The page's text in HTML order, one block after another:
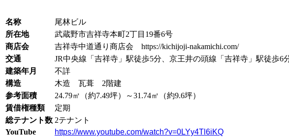
名称
尾林ビル
所在地
武蔵野市吉祥寺本町2丁目19番6号
商店会
吉祥寺中道通り商店会 https://kichijoji-nakamichi.com/
交通
JR中央線「吉祥寺」駅徒歩5分、京王井の頭線「吉祥寺」駅徒歩6
建築年月
不詳
構造
木造 瓦葺 2階建
参考面積
24.79㎡（約7.49坪）～31.74㎡（約9.6坪）
賃借権種類
定期
総テナント数 2テナント
YouTube
https://www.youtube.com/watch?v=0LYy4Tl6iKQ